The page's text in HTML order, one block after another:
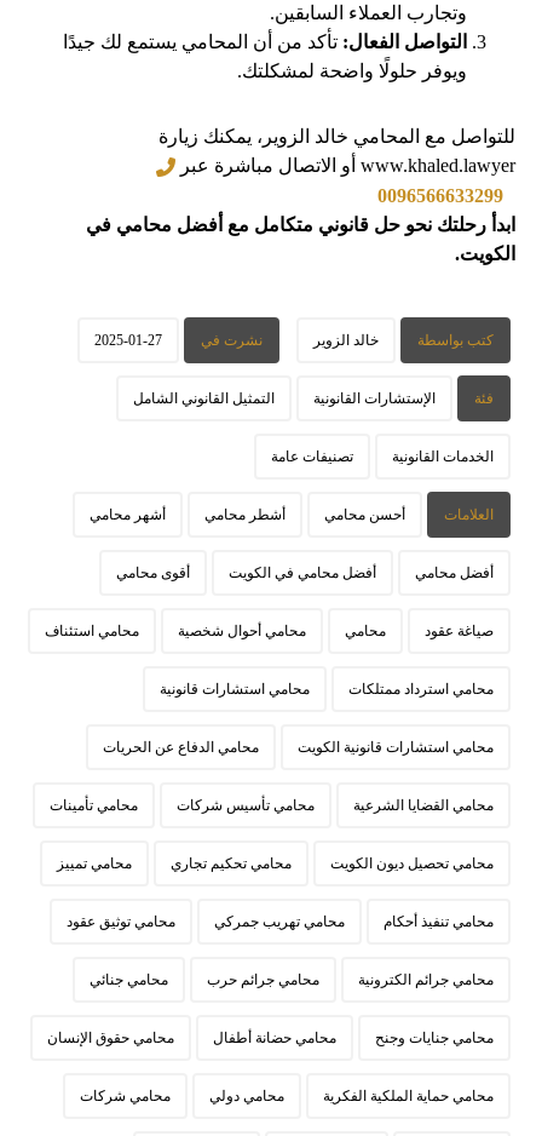
وتجارب العملاء السابقين.
التواصل الفعال: تأكد من أن المحامي يستمع لك جيدًا
ويوفر حلولًا واضحة لمشكلتك.
للتواصل مع المحامي خالد الزوير، يمكنك زيارة
www.khaled.lawyer أو الاتصال مباشرة عبر
0096566633299
ابدأ رحلتك نحو حل قانوني متكامل مع أفضل محامي في
الكويت.
كتب بواسطة خالد الزوير نشرت في 2025-01-27
فئة الإستشارات القانونية التمثيل القانوني الشامل
الخدمات القانونية تصنيفات عامة
العلامات أحسن محامي أشطر محامي أشهر محامي
أفضل محامي أفضل محامي في الكويت أقوى محامي
صياغة عقود محامي محامي أحوال شخصية محامي استئناف
محامي استرداد ممتلكات محامي استشارات قانونية
محامي استشارات قانونية الكويت محامي الدفاع عن الحريات
محامي القضايا الشرعية محامي تأسيس شركات محامي تأمينات
محامي تحصيل ديون الكويت محامي تحكيم تجاري محامي تمييز
محامي تنفيذ أحكام محامي تهريب جمركي محامي توثيق عقود
محامي جرائم الكترونية محامي جرائم حرب محامي جنائي
محامي جنايات وجنح محامي حضانة أطفال محامي حقوق الإنسان
محامي حماية الملكية الفكرية محامي دولي محامي شركات